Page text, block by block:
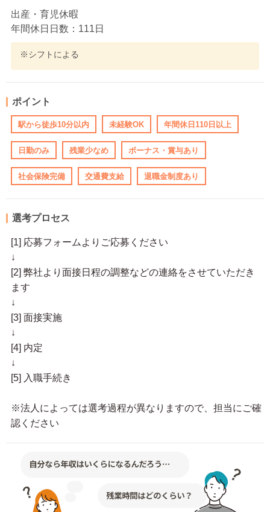
出産・育児休暇
年間休日日数：111日
※シフトによる
ポイント
駅から徒歩10分以内 未経験OK 年間休日110日以上
日勤のみ 残業少なめ ボーナス・賞与あり
社会保険完備 交通費支給 退職金制度あり
選考プロセス
[1] 応募フォームよりご応募ください
↓
[2] 弊社より面接日程の調整などの連絡をさせていただき
ます
↓
[3] 面接実施
↓
[4] 内定
↓
[5] 入職手続き
※法人によっては選考過程が異なりますので、担当にご確
認ください